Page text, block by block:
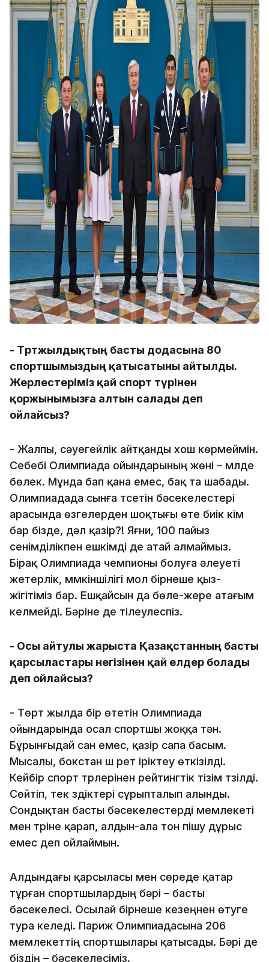
- Төртжылдықтың басты додасына 80
спортшымыздың қатысатыны айтылды.
Жерлестеріміз қай спорт түрінен
қоржынымызға алтын салады деп
ойлайсыз?
- Жалпы, сәуегейлік айтқанды хош көрмеймін.
Себебі Олимпиада ойындарының жөні – мүлде
бөлек. Мұнда бап қана емес, бақ та шабады.
Олимпиадада сынға түсетін бәсекелестері
арасында өзгелерден шоқтығы өте биік кім
бар бізде, дәл қазір?! Яғни, 100 пайыз
сенімділікпен ешкімді де атай алмаймыз.
Бірақ Олимпиада чемпионы болуға әлеуеті
жетерлік, мүмкіншілігі мол бірнеше қыз-
жігітіміз бар. Ешқайсын да бөле-жере атағым
келмейді. Бәріне де тілеулеспіз.
- Осы айтулы жарыста Қазақстанның басты
қарсыластары негізінен қай елдер болады
деп ойлайсыз?
- Төрт жылда бір өтетін Олимпиада
ойындарында осал спортшы жоққа тән.
Бұрынғыдай сан емес, қазір сапа басым.
Мысалы, бокстан үш рет іріктеу өткізілді.
Кейбір спорт түрлерінен рейтингтік тізім түзілді.
Сөйтіп, тек үздіктері сұрыпталып алынды.
Сондықтан басты бәсекелестерді мемлекеті
мен түріне қарап, алдын-ала тон пішу дұрыс
емес деп ойлаймын.
Алдындағы қарсыласы мен сөреде қатар
тұрған спортшылардың бәрі – басты
бәсекелесі. Осылай бірнеше кезеңнен өтуге
тура келеді. Париж Олимпиадасына 206
мемлекеттің спортшылары қатысады. Бәрі де
біздің – бәсекелесіміз.